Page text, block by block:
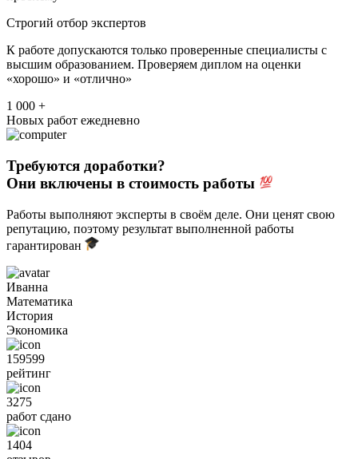
Строгий отбор экспертов
К работе допускаются только проверенные специалисты с
высшим образованием. Проверяем диплом на оценки
«хорошо» и «отлично»
1 000 +
Новых работ ежедневно
Требуются доработки?
Они включены в стоимость работы
Работы выполняют эксперты в своём деле. Они ценят свою
репутацию, поэтому результат выполненной работы
гарантирован
Иванна
Математика
История
Экономика
159599
рейтинг
3275
работ сдано
1404